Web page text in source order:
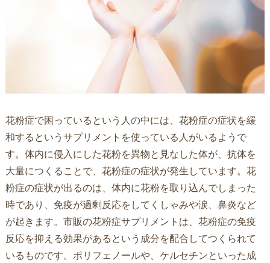
花粉症で困っているという人の中には、花粉症の症状を緩
和するというサプリメントを使っている人がいるようで
す。体内に侵入にした花粉を異物と見なした体が、抗体を
大量につくることで、花粉症の症状が発生しています。花
粉症の症状が出るのは、体内に花粉を取り込んでしまった
時であり、免疫が過剰反応をしてくしゃみや涙、鼻炎など
が起きます。市販の花粉症サプリメントは、花粉症の免疫
反応を抑える効果があるという成分を配合してつくられて
いるものです。ポリフェノールや、ケルセチンといった成